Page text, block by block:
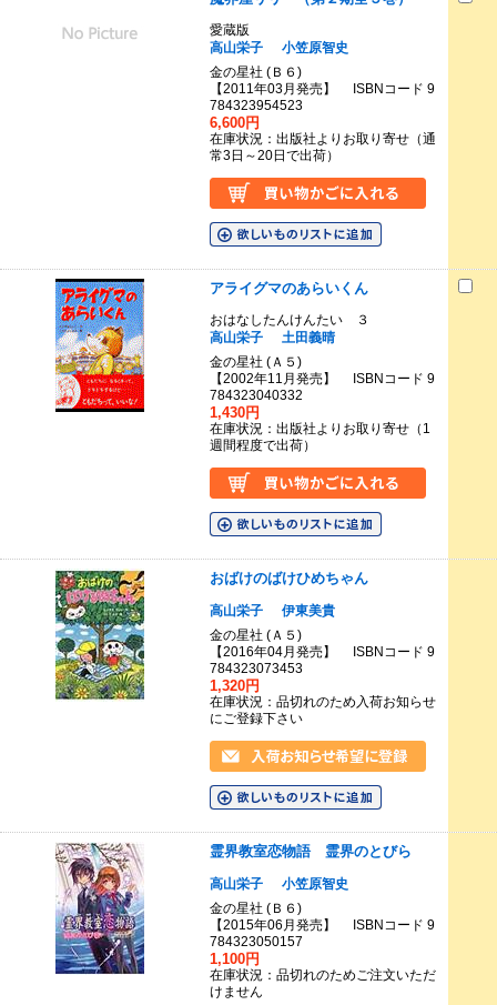
愛蔵版
高山栄子
小笠原智史
金の星社 (Ｂ６)
【2011年03月発売】 ISBNコード 9
784323954523
6,600円
在庫状況：出版社よりお取り寄せ（通
常3日～20日で出荷）
アライグマのあらいくん
おはなしたんけんたい ３
高山栄子
土田義晴
金の星社 (Ａ５)
【2002年11月発売】 ISBNコード 9
784323040332
1,430円
在庫状況：出版社よりお取り寄せ（1
週間程度で出荷）
おばけのばけひめちゃん
高山栄子
伊東美貴
金の星社 (Ａ５)
【2016年04月発売】 ISBNコード 9
784323073453
1,320円
在庫状況：品切れのため入荷お知らせ
にご登録下さい
霊界教室恋物語 霊界のとびら
高山栄子
小笠原智史
金の星社 (Ｂ６)
【2015年06月発売】 ISBNコード 9
784323050157
1,100円
在庫状況：品切れのためご注文いただ
けません